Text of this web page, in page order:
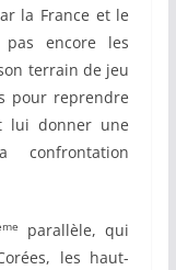
la France et le
pas encore les
terrain de jeu
pour reprendre
lui donner une
confrontation
parallèle, qui
les haut-